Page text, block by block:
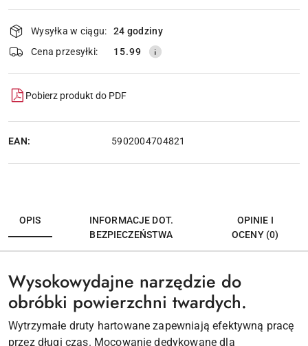
Wyślij
Dostępność
i
dostawa
Wysyłka w ciągu:
24 godziny
Cena przesyłki:
15.99
Pobierz produkt do PDF
EAN: 5902004704821
OPIS
INFORMACJE DOT.
BEZPIECZEŃSTWA
OPINIE I
OCENY (0)
Wysokowydajne narzędzie do
obróbki powierzchni twardych.
Wytrzymałe druty hartowane zapewniają efektywną pracę
przez długi czas. Mocowanie dedykowane dla